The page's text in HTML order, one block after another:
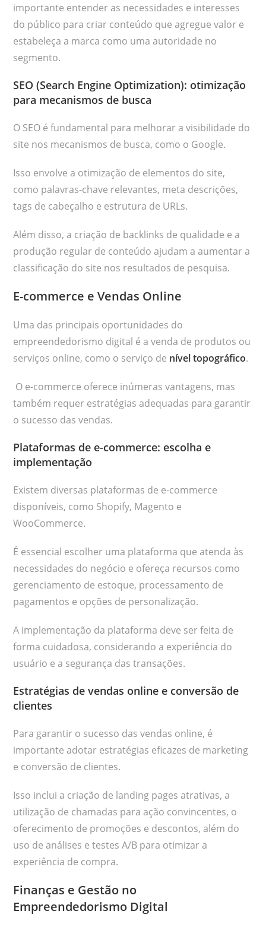
importante entender as necessidades e interesses
do público para criar conteúdo que agregue valor e
estabeleça a marca como uma autoridade no
segmento.
SEO (Search Engine Optimization): otimização
para mecanismos de busca
O SEO é fundamental para melhorar a visibilidade do
site nos mecanismos de busca, como o Google.
Isso envolve a otimização de elementos do site,
como palavras-chave relevantes, meta descrições,
tags de cabeçalho e estrutura de URLs.
Além disso, a criação de backlinks de qualidade e a
produção regular de conteúdo ajudam a aumentar a
classificação do site nos resultados de pesquisa.
E-commerce e Vendas Online
Uma das principais oportunidades do
empreendedorismo digital é a venda de produtos ou
serviços online, como o serviço de nível topográfico.
O e-commerce oferece inúmeras vantagens, mas
também requer estratégias adequadas para garantir
o sucesso das vendas.
Plataformas de e-commerce: escolha e
implementação
Existem diversas plataformas de e-commerce
disponíveis, como Shopify, Magento e
WooCommerce.
É essencial escolher uma plataforma que atenda às
necessidades do negócio e ofereça recursos como
gerenciamento de estoque, processamento de
pagamentos e opções de personalização.
A implementação da plataforma deve ser feita de
forma cuidadosa, considerando a experiência do
usuário e a segurança das transações.
Estratégias de vendas online e conversão de
clientes
Para garantir o sucesso das vendas online, é
importante adotar estratégias eficazes de marketing
e conversão de clientes.
Isso inclui a criação de landing pages atrativas, a
utilização de chamadas para ação convincentes, o
oferecimento de promoções e descontos, além do
uso de análises e testes A/B para otimizar a
experiência de compra.
Finanças e Gestão no
Empreendedorismo Digital